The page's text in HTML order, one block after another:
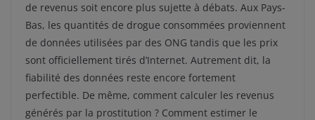
de revenus soit encore plus sujette à débats. Aux Pays-
Bas, les quantités de drogue consommées proviennent
de données utilisées par des ONG tandis que les prix
sont officiellement tirés d’Internet. Autrement dit, la
fiabilité des données reste encore fortement
perfectible. De même, comment calculer les revenus
générés par la prostitution ? Comment estimer le